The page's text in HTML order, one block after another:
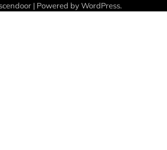
| Powered byWordPress.